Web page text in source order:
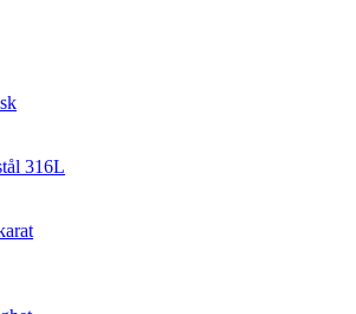
316L